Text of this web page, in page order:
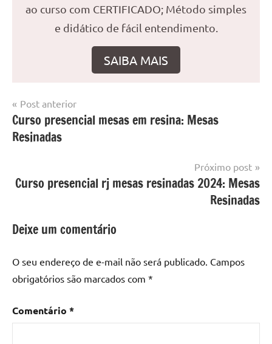
ao curso com CERTIFICADO; Método simples
e didático de fácil entendimento.
SAIBA MAIS
Marcado
com
mesa
Mesa
epoxi
mesa
madeira,
Mesa
madeira
com
Mesa
resinada
Navegação
de
Post
Post anterior
Curso presencial mesas em resina: Mesas
Resinadas
Próximo post
Curso presencial rj mesas resinadas 2024: Mesas
Resinadas
Deixe um comentário
O seu endereço de e-mail não será publicado. Campos
obrigatórios são marcados com *
Comentário *